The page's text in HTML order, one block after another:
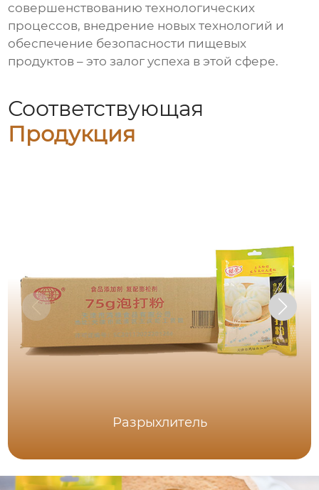
совершенствованию технологических
процессов, внедрение новых технологий и
обеспечение безопасности пищевых
продуктов – это залог успеха в этой сфере.
Соответствующая
Продукция
Разрыхлитель